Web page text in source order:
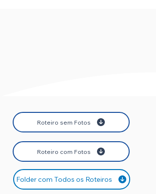
Roteiro sem Fotos
Roteiro com Fotos
Folder com Todos os Roteiros